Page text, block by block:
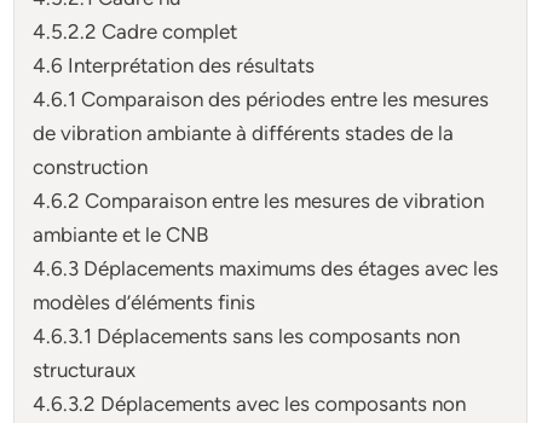
4.5.2.2 Cadre complet
4.6 Interprétation des résultats
4.6.1 Comparaison des périodes entre les mesures
de vibration ambiante à différents stades de la
construction
4.6.2 Comparaison entre les mesures de vibration
ambiante et le CNB
4.6.3 Déplacements maximums des étages avec les
modèles d’éléments finis
4.6.3.1 Déplacements sans les composants non
structuraux
4.6.3.2 Déplacements avec les composants non